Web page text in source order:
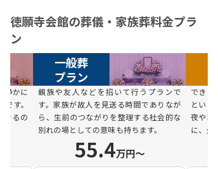
徳願寺会館の葬儀・家族葬料金プラ
ン
静かに
す。
るの
一般葬
プラン
親族や友⼈などを招いて⾏うプランで
す。家族が故⼈を⾒送る時間でありなが
ら、⽣前のつながりを整理する社会的な
別れの場としての意味も持ちます。
55.4万円〜
できる
とい
夜や葬
に、⽕